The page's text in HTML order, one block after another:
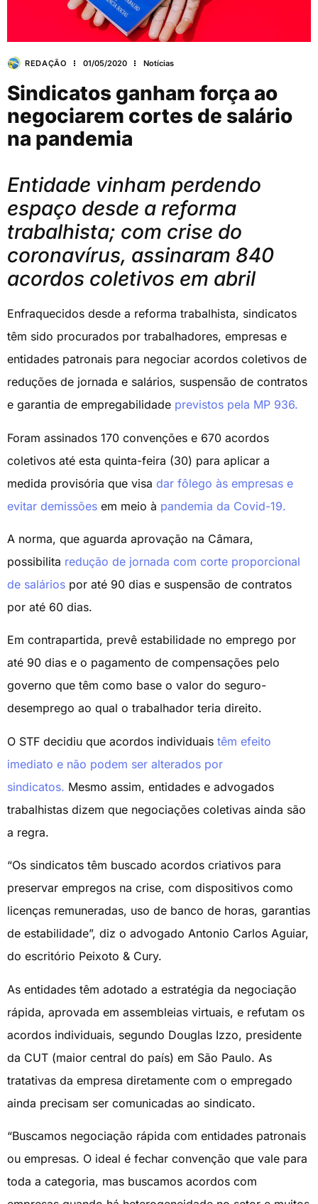
REDAÇÃO 01/05/2020 Notícias
Sindicatos ganham força ao
negociarem cortes de salário
na pandemia
Entidade vinham perdendo
espaço desde a reforma
trabalhista; com crise do
coronavírus, assinaram 840
acordos coletivos em abril
Enfraquecidos desde a reforma trabalhista, sindicatos
têm sido procurados por trabalhadores, empresas e
entidades patronais para negociar acordos coletivos de
reduções de jornada e salários, suspensão de contratos
e garantia de empregabilidade previstos pela MP 936.
Foram assinados 170 convenções e 670 acordos
coletivos até esta quinta-feira (30) para aplicar a
medida provisória que visa dar fôlego às empresas e
evitar demissões em meio à pandemia da Covid-19.
A norma, que aguarda aprovação na Câmara,
possibilita redução de jornada com corte proporcional
de salários por até 90 dias e suspensão de contratos
por até 60 dias.
Em contrapartida, prevê estabilidade no emprego por
até 90 dias e o pagamento de compensações pelo
governo que têm como base o valor do seguro-
desemprego ao qual o trabalhador teria direito.
O STF decidiu que acordos individuais têm efeito
imediato e não podem ser alterados por
sindicatos. Mesmo assim, entidades e advogados
trabalhistas dizem que negociações coletivas ainda são
a regra.
“Os sindicatos têm buscado acordos criativos para
preservar empregos na crise, com dispositivos como
licenças remuneradas, uso de banco de horas, garantias
de estabilidade”, diz o advogado Antonio Carlos Aguiar,
do escritório Peixoto & Cury.
As entidades têm adotado a estratégia da negociação
rápida, aprovada em assembleias virtuais, e refutam os
acordos individuais, segundo Douglas Izzo, presidente
da CUT (maior central do país) em São Paulo. As
tratativas da empresa diretamente com o empregado
ainda precisam ser comunicadas ao sindicato.
“Buscamos negociação rápida com entidades patronais
ou empresas. O ideal é fechar convenção que vale para
toda a categoria, mas buscamos acordos com